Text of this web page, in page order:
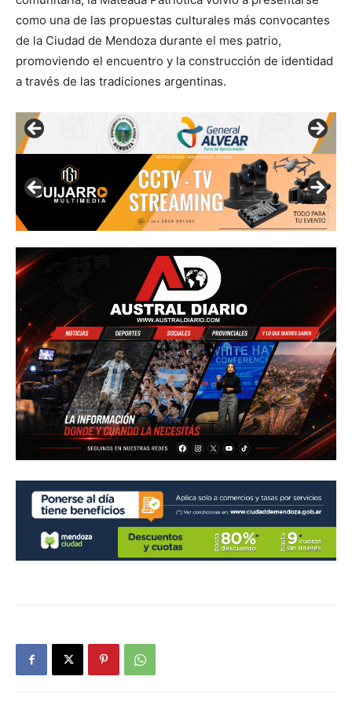
como una de las propuestas culturales más convocantes
de la Ciudad de Mendoza durante el mes patrio,
promoviendo el encuentro y la construcción de identidad
a través de las tradiciones argentinas.